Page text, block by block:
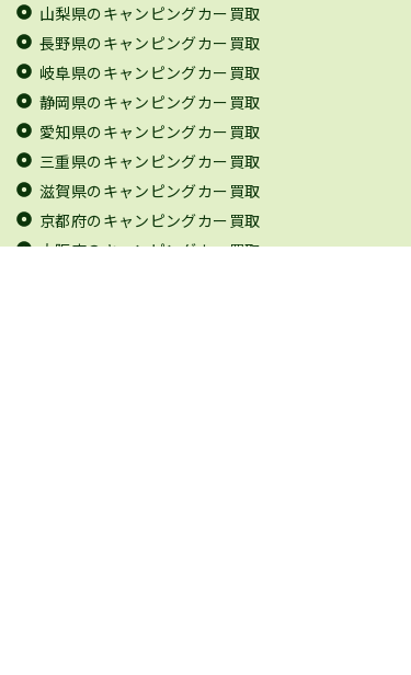
山梨県のキャンピングカー買取
長野県のキャンピングカー買取
岐阜県のキャンピングカー買取
静岡県のキャンピングカー買取
愛知県のキャンピングカー買取
三重県のキャンピングカー買取
滋賀県のキャンピングカー買取
京都府のキャンピングカー買取
大阪府のキャンピングカー買取